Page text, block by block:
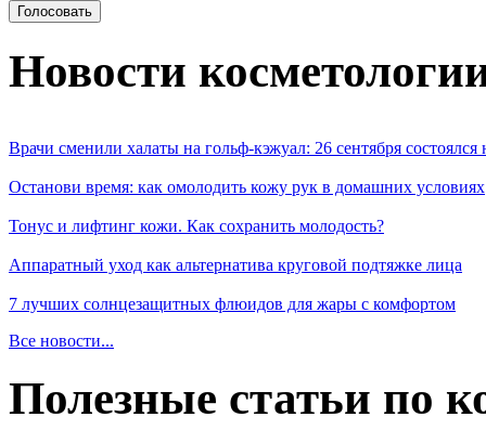
Новости
Врачи сменили халаты на гольф-кэжуал: 26 сентября
Останови время: как омолодить кожу рук в домашних условиях
Тонус и лифтинг кожи. Как сохранить молодость?
Аппаратный уход как альтернатива круговой подтяжке лица
7 лучших солнцезащитных флюидов для жары с комфортом
Все новости...
Полезные статьи по